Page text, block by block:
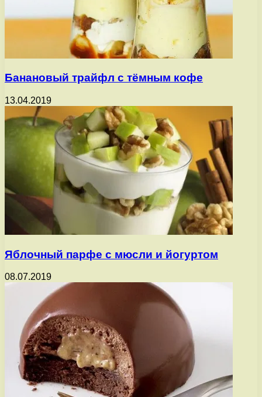
Банановый трайфл с тёмным кофе
13.04.2019
Яблочный парфе с мюсли и йогуртом
08.07.2019